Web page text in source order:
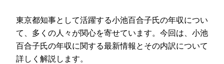
東京都知事として活躍する小池百合子氏の年収につい
て、多くの人々が関心を寄せています。今回は、小池
百合子氏の年収に関する最新情報とその内訳について
詳しく解説します。